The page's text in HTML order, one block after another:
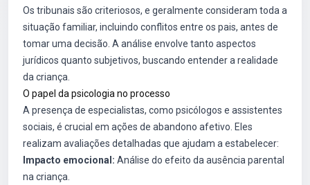
Os tribunais são criteriosos, e geralmente consideram toda a
situação familiar, incluindo conflitos entre os pais, antes de
tomar uma decisão. A análise envolve tanto aspectos
jurídicos quanto subjetivos, buscando entender a realidade
da criança.
O papel da psicologia no processo
A presença de especialistas, como psicólogos e assistentes
sociais, é crucial em ações de abandono afetivo. Eles
realizam avaliações detalhadas que ajudam a estabelecer:
Impacto emocional: Análise do efeito da ausência parental
na criança.